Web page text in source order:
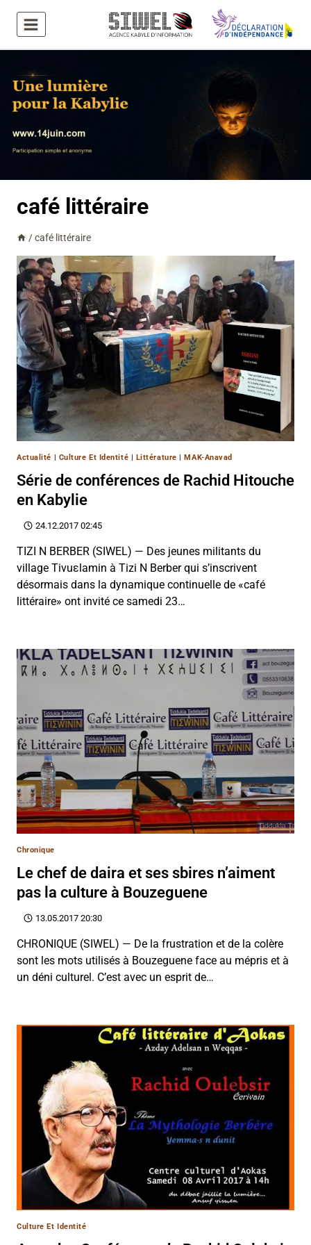
contenu
café littéraire
/ café littéraire
Actualité | Culture Et Identité | Littérature |MAK-Anavad
Série de conférences de Rachid Hitouche
en Kabylie
24.12.2017 02:45
TIZI N BERBER (SIWEL) — Des jeunes militants du
village Tivuεlamin à Tizi N Berber qui s’inscrivent
désormais dans la dynamique continuelle de «café
littéraire» ont invité ce samedi 23…
Chronique
Le chef de daira et ses sbires n’aiment
pas la culture à Bouzeguene
13.05.2017 20:30
CHRONIQUE (SIWEL) — De la frustration et de la colère
sont les mots utilisés à Bouzeguene face au mépris et à
un déni culturel. C’est avec un esprit de…
Culture Et Identité